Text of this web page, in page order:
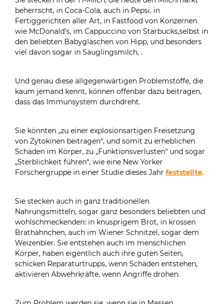
beherrscht, in Coca-Cola, auch in Pepsi, in
Fertiggerichten aller Art, in Fastfood von Konzernen
wie McDonald’s, im Cappuccino von Starbucks,selbst in
den beliebten Babygläschen von Hipp, und besonders
viel davon sogar in Säuglingsmilch, .
Und genau diese allgegenwärtigen Problemstoffe, die
kaum jemand kennt, können offenbar dazu beitragen,
dass das Immunsystem durchdreht.
Sie könnten „zu einer explosionsartigen Freisetzung
von Zytokinen beitragen“, und somit zu erheblichen
Schäden im Körper, zu „Funktionsverlusten“ und sogar
„Sterblichkeit führen“, wie eine New Yorker
Forschergruppe in einer Studie dieses Jahr feststellte.
Sie stecken auch in ganz traditionellen
Nahrungsmitteln, sogar ganz besonders beliebten und
wohlschmeckenden: in knusprigem Brot, in krossen
Brathähnchen, auch im Wiener Schnitzel, sogar dem
Weizenbier. Sie entstehen auch im menschlichen
Körper, haben eigentlich auch ihre guten Seiten,
schicken Reparaturtrupps, wenn Schäden entstehen,
aktivieren Abwehrkräfte, wenn Angriffe drohen.